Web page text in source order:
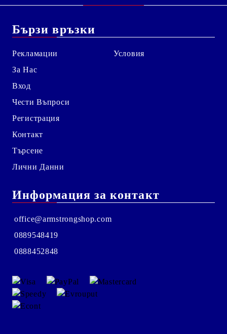
Бързи връзки
Рекламации
За Нас
Вход
Чести Въпроси
Регистрация
Контакт
Търсене
Лични Данни
Условия
Информация за контакт
office@armstrongshop.com
0889548419
0888452848